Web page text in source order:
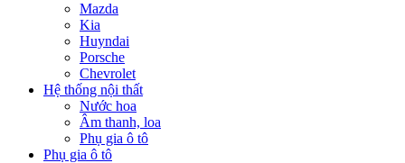
Mazda
Kia
Huyndai
Porsche
Chevrolet
Hệ thống nội thất
Nước hoa
Âm thanh, loa
Phụ gia ô tô
Phụ gia ô tô